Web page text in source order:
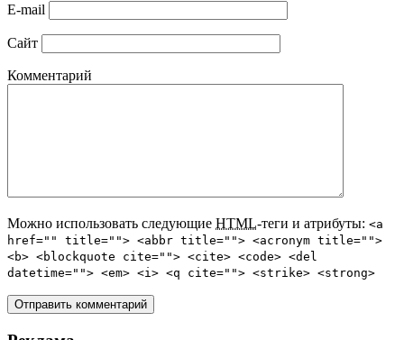
E-mail
Сайт
Комментарий
Можно использовать следующие HTML-теги и атрибуты: <a
href="" title=""> <abbr title=""> <acronym title="">
<b> <blockquote cite=""> <cite> <code> <del
datetime=""> <em> <i> <q cite=""> <strike> <strong>